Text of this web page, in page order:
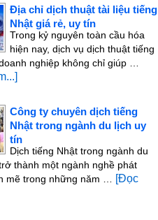
Địa chỉ dịch thuật tài liệu tiếng
Nhật giá rẻ, uy tín
Trong kỷ nguyên toàn cầu hóa
hiện nay, dịch vụ dịch thuật tiếng
nghiệp không chỉ giúp …
Công ty chuyên dịch tiếng
Nhật trong ngành du lịch uy
tín
Dịch tiếng Nhật trong ngành du
thành một ngành nghề phát
mẽ trong những năm …
[Đọc